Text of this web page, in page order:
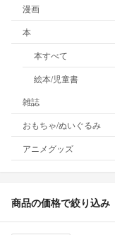
漫画
本
本すべて
絵本/児童書
雑誌
おもちゃ/ぬいぐるみ
アニメグッズ
商品の価格で絞り込み